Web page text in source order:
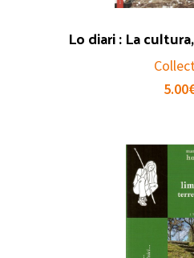
Lo diari : La
5.00